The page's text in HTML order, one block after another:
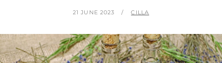
POSTED
21 JUNE 2023 BY
CILLA